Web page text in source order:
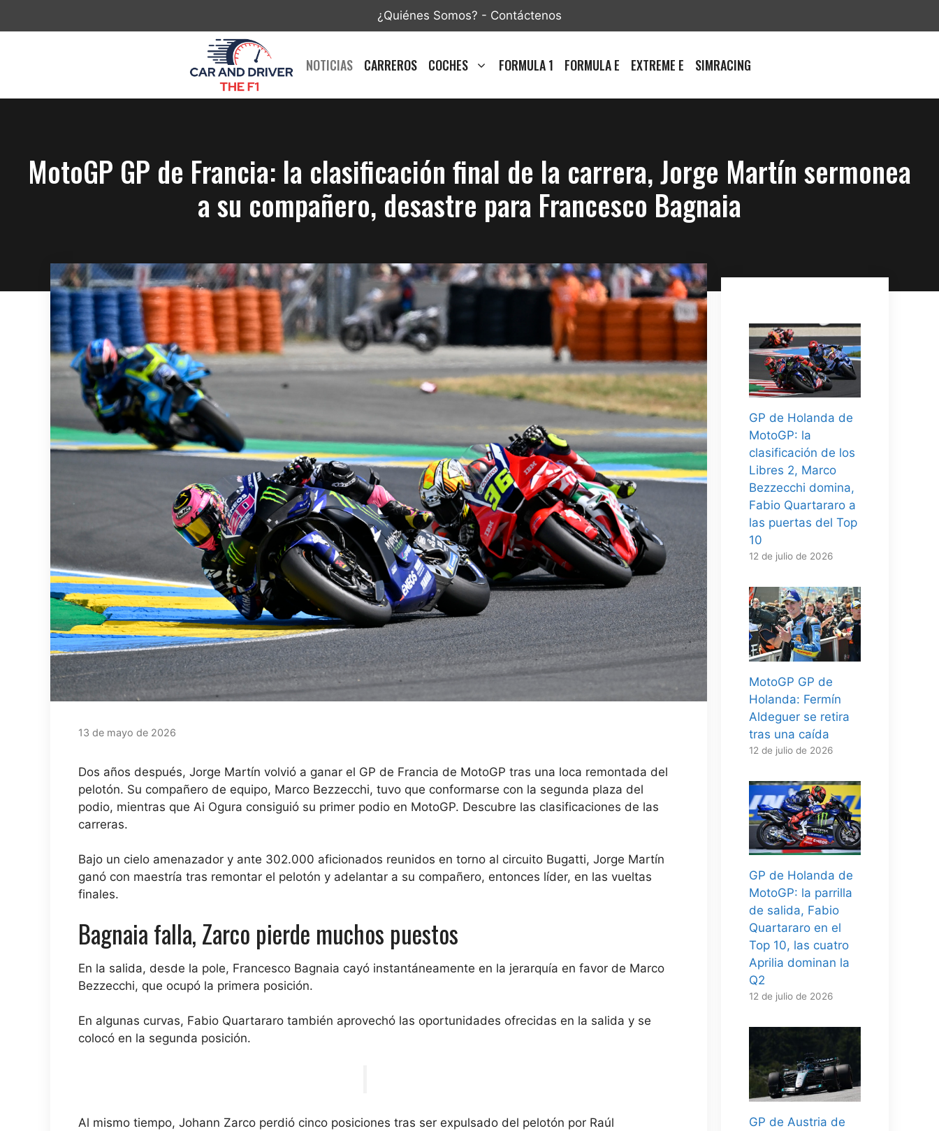
¿Quiénes Somos? - Contáctenos
NOTICIAS CARREROS COCHES FORMULA 1 FORMULA E EXTREME E SIMRACING
MotoGP GP de Francia: la clasificación final de la carrera, Jorge Martín sermonea
a su compañero, desastre para Francesco Bagnaia
13 de mayo de 2026
Dos años después, Jorge Martín volvió a ganar el GP de Francia de MotoGP tras una loca remontada del
pelotón. Su compañero de equipo, Marco Bezzecchi, tuvo que conformarse con la segunda plaza del
podio, mientras que Ai Ogura consiguió su primer podio en MotoGP. Descubre las clasificaciones de las
carreras.
Bajo un cielo amenazador y ante 302.000 aficionados reunidos en torno al circuito Bugatti, Jorge Martín
ganó con maestría tras remontar el pelotón y adelantar a su compañero, entonces líder, en las vueltas
finales.
Bagnaia falla, Zarco pierde muchos puestos
En la salida, desde la pole, Francesco Bagnaia cayó instantáneamente en la jerarquía en favor de Marco
Bezzecchi, que ocupó la primera posición.
En algunas curvas, Fabio Quartararo también aprovechó las oportunidades ofrecidas en la salida y se
colocó en la segunda posición.
Al mismo tiempo, Johann Zarco perdió cinco posiciones tras ser expulsado del pelotón por Raúl
GP de Holanda de
MotoGP: la
clasificación de los
Libres 2, Marco
Bezzecchi domina,
Fabio Quartararo a
las puertas del Top
10
12 de julio de 2026
MotoGP GP de
Holanda: Fermín
Aldeguer se retira
tras una caída
12 de julio de 2026
GP de Holanda de
MotoGP: la parrilla
de salida, Fabio
Quartararo en el
Top 10, las cuatro
Aprilia dominan la
Q2
12 de julio de 2026
GP de Austria de